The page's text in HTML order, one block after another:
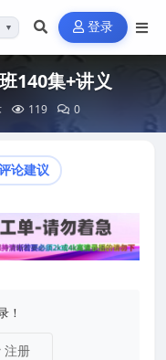
▼ 登录
140集+讲义
119 0
论建议
！
注册